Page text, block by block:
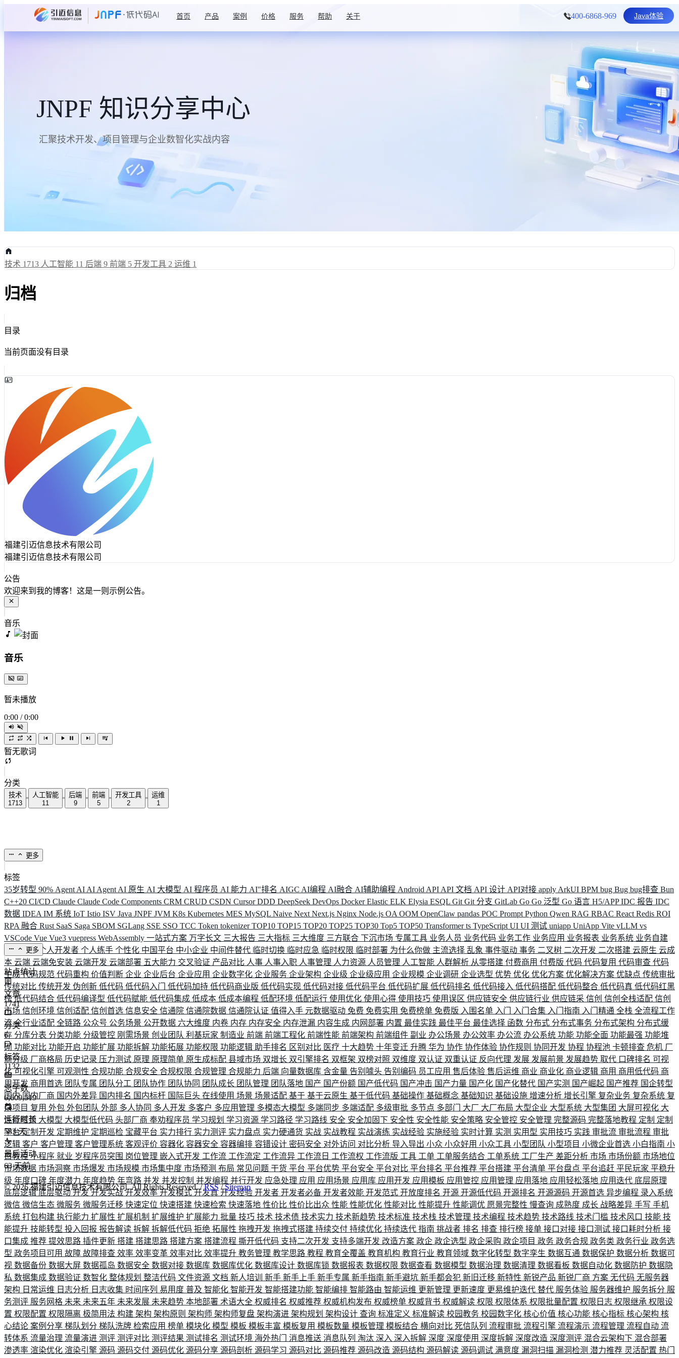
首页 产品 案例 价格 服务 帮助 关于 400-6868-969 Java体验
JNPF 知识分享中心
汇聚技术开发、项目管理与企业数智化实战内容
技术 1713 人工智能 11 后端 9 前端 5 开发工具 2 运维 1
归档
目录
当前页面没有目录
福建引迈信息技术有限公司
福建引迈信息技术有限公司
公告
欢迎来到我的博客！这是一则示例公告。
音乐
音乐
暂未播放
0:00 / 0:00
暂无歌词
分类
技术
1713
人工智能
11
后端
9
前端
5
开发工具
2
运维
1
更多
标签
35岁转型 90% Agent AI AI Agent AI 原生 AI 大模型 AI 程序员 AI 能力 AI"排名 AIGC AI编程 AI融合 AI辅助编程 Android API API 文档 API 设计 API对接 apply ArkUI BPM bug Bug bug排查 Bun
C++20 CI/CD Claude Claude Code Components CRM CRUD CSDN CursorDDD DeepSeek DevOps DockerElastic ELK Elysia ESQL Git Git 分支 GitLab Go Go 泛型 Go 语言 H5/APPIDC 报告 IDC
数据 IDEA IM 系统 IoT Istio ISV Java JNPF JVM K8s Kubernetes MES MySQL Naive Next Next.js Nginx Node.js OA OOM OpenClaw pandas POC Prompt Python Qwen RAG RBAC React Redis ROI
RPA 融合 Rust SaaS Saga SBOM SGLang SSE SSO TCC Token tokenizerTOP10 TOP15 TOP20 TOP25 TOP30 Top5 TOP50 Transformerts TypeScript UI UI 测试 uniapp UniApp Vite vLLM vs
VSCode Vue Vue3 vuepress WebAssembly 一站式方案 万字长文 三大报告 三大指标 三大维度 三方联合 下沉市场 专属工具 业务人员 业务代码 业务工作 业务应用 业务报表 业务系统 业务自建
业务连续个人开发者 个人练手 个性化 中国平台 中小企业 中间件替代 临时切换 临时应急 临时权限 临时部署 为什么你做 主流选择 乱象 事件驱动 事务 二叉树 二次开发 二次搭建 云原生 云成
本 云端 云端免安装 云端开发 云端部署 五大能力 交叉验证 产品对比 人事 人事入职 人事管理 人力资源 人员管理 人工智能 人群解析 从零搭建 付费商用 付费版 代码 代码复用 代码审查 代码
生成代码规范 代码重构 价值判断 企业 企业后台 企业应用 企业数字化 企业服务 企业架构 企业级 企业级应用 企业规模 企业调研 企业选型 优势 优化 优化方案 优化解决方案 优缺点 传统审批
传统对比 传统开发 伪创新 低代码 低代码入门 低代码加持 低代码商业版 低代码实现 低代码对接 低代码平台 低代码扩展 低代码排名 低代码接入 低代码搭配 低代码整合 低代码真 低代码红黑
榜低代码结合 低代码编译型 低代码赋能 低代码集成 低成本 低成本编程 低配环境 低配运行 使用优化 使用心得 使用技巧 使用误区 供应链安全 供应链行业 供应链采 信创 信创全栈适配 信创
市场 信创环境 信创适配 信创首选 信息安全 信通院 信通院数据 信通院认证 值得入手 元数据驱动 免费 免费实用 免费榜单 免费版 入围名单 入门 入门合集 入门指南 入门精通 全栈 全流程工作
流全行业适配 全链路 公众号 公务场景 公开数据 六大维度 内卷 内存 内存安全 内存泄漏 内容生成 内网部署 内置 最佳实践 最佳平台 最佳选择 函数 分布式 分布式事务 分布式架构 分布式缓
存 分库分表 分类功能 分级管控 刚需场景 创业团队 利基玩家 制造业 前端 前端工程化 前端性能 前端架构 前端组件 副业 办公场景 办公效率 办公流 办公系统 功能 功能全面 功能最强 功能堆
砌 功能对比 功能开启 功能扩展 功能拆解 功能拓展 功能权限 功能逻辑 助手排名 区别对比 医疗 十大趋势 十年变迁 升腾 华为 协作 协作体验 协作规则 协同开发 协程 协程池 卡顿排查 危机 厂
商分级 厂商格局 历史记录 压力测试 原理 原理简单 原生成标配 县域市场 双增长 双引擎排名 双框架 双榜对照 双维度 双认证 双重认证 反向代理 发展 发展前景 发展趋势 取代 口碑排名 可视
化可视化引擎 可观测性 合规功能 合规安全 合规权限 合规管理 合规能力 后端 向量数据库 含金量 告别噱头 告别编码 员工应用 售后体验 售后运维 商业 商业化 商业逻辑 商用 商用低代码 商
用开发 商用首选 团队专属 团队分工 团队协作 团队协同 团队成长 团队管理 团队落地 国产 国产份额 国产低代码 国产冲击 国产力量 国产化 国产化替代 国产实测 国产崛起 国产推荐 国企转型
国内国内厂商 国内外差异 国内排名 国内标杆 国际巨头 在线使用 场景 场景适配 基于 基于云原生 基于低代码 基础操作 基础概念 基础知识 基础设施 增速分析 增长引擎 复杂业务 复杂系统 复
杂项目 复用 外包 外包团队 外部 多人协同 多人开发 多客户 多应用管理 多模态大模型 多端同步 多端适配 多级审批 多节点 多部门 大厂 大厂布局 大型企业 大型系统 大型集团 大屏可视化 大
性能瓶颈 大模型 大模型低代码 头部厂商 奉劝程序员 学习规划 学习资源 学习路径 学习路线 安全 安全加固下 安全性 安全性能 安全策略 安全管控 安全管理 完整源码 完整落地教程 定制 定制
平台定制开发 定期维护 定期巡检 宝藏平台 实力排行 实力测评 实力盘点 实力硬通货 实战 实战教程 实战演练 实战经验 实施经验 实时计算 实测 实用型 实用技巧 实践 审批流 审批流程 审批
逻辑 客户 客户管理 客户管理系统 客观评价 容器化 容器安全 容器编排 容错设计 密码安全 对外访问 对比分析 导入导出 小众 小众好用 小众工具 小型团队 小型项目 小微企业首选 小白指南 小
白教程小程序 就业 岁程序员突围 岗位管理 嵌入式开发 工作流 工作流定 工作流异 工作流日 工作流权 工作流版 工具 工单 工单服务结合 工单系统 工厂生产 差距分析 市场 市场份额 市场地位
市场数据 市场洞察 市场爆发 市场规模 市场集中度 市场预测 布局 常见问题 干货 平台 平台优势 平台安全 平台对比 平台排名 平台推荐 平台搭建 平台清单 平台盘点 平台追赶 平民玩家 平稳升
级 年度口碑 年度潜力 年度趋势 年弯路 并发 并发控制 并发编程 并行开发 应急处理 应用 应用场景 应用库 应用开发 应用模板 应用管控 应用管理 应用落地 应用轻松落地 应用迭代 底层原理
底层逻辑底层驱动开发开发实战开发效率开发模式开发真开发经验 开发者 开发者必备 开发者效能 开发范式 开放度排名 开源 开源低代码 开源排名 开源源码 开源首选 异步编程 录入系统
微信 微信生态 微服务 微服务迁移 快速定位 快速搭建 快速检索 快速落地 性价比 性价比出众 性能 性能优化 性能对比 性能提升 性能调优 愿景完整性 慢查询 成熟度 成长 战略差异 手写 手机
系统 打包构建 执行能力 扩展性 扩展机制 扩展维护 扩展能力 批量 技巧 技术 技术债 技术实力 技术新趋势 技术标准 技术栈 技术管理 技术编程 技术趋势 技术路线 技术门槛 技术风口 技能 技
能提升 技能转型 投入回报 报告解读 拆解 拆解低代码 拒绝 拓展性 拖拽开发 拖拽式搭建 持续交付 持续优化 持续迭代 指南 挑战者 排名 排查 排行榜 接单 接口对接 接口测试 接口耗时分析 接
口集成 推荐 提效思路 插件更新 搭建 搭建思路 搭建方案 搭建流程 撕开低代码 支持二次开发 支持多端开发 改造方案 政企 政企选型 政企采购 政企项目 政务 政务合规 政务类 政务行业 政务选
型 政务项目可用 故障 故障排查 效率 效率变革 效率对比 效率提升 教务管理 教学思路 教程 教育全覆盖 教育机构 教育行业 教育领域 数字化转型 数字孪生 数据互通 数据保护 数据分析 数据可
视 数据备份 数据大屏 数据孤岛 数据安全 数据对接 数据库 数据库优化 数据库设计 数据库锁 数据报表 数据权限 数据查看 数据模型 数据治理 数据清理 数据看板 数据自动化 数据防护 数据隐
私 数据集成 数据验证 数智化 整体规划 整洁代码 文件资源 文档 新人培训 新手 新手上手 新手专属 新手指南 新手避坑 新手都会犯 新旧迁移 新特性 新锐产品 新锐厂商 方案 无代码 无服务器
架构 日常运维 日志分析 日志收集 时间序列 易用度 普及 智能化 智能开发 智能搭建功能 智能编排 智能路由 智能运维 更新管理 更新速度 更易维护迭代 替代 服务体验 服务器维护 服务拆分 服
务测评 服务网格 未来 未来五年 未来发展 未来趋势 本地部署 术语大全 权威排名 权威推荐 权威机构发布 权威榜单 权威背书 权威解读 权限 权限体系 权限批量配置 权限日志 权限继承 权限设
置 权限配置 权限隔离 极简用法 构建 架构 架构原则 架构师 架构师复盘 架构演进 架构规划 架构设计 查询 标准定义 标准解读 校园教务 校园数字化 核心价值 核心功能 核心指标 核心架构 核
心结论 案例分享 梯队划分 梯队洗牌 检索应用 榜单 模块化 模型 模板 模板丰富 模板复用 模板数量 模板管理 模板结合 横向对比 死信队列 流程审批 流程引擎 流程演示 流程管理 流程自动 流
转体系 流量治理 流量演进 测评 测评对比 测评结果 测试排名 测试环境 海外热门 消息推送 消息队列 淘汰 深入 深入拆解 深度 深度使用 深度拆解 深度改造 深度测评 混合云架构下 混合部署
渗透率 渲染优化 渲染引擎 源码 源码交付 源码优化 源码分享 源码剖析 源码学习 源码对比 源码推荐 源码改造 源码结构 源码解读 源码调试 满意度 漏洞扫描 漏洞检测 潜力推荐 灵活配置 热门
更多
站点统计
文章
1741
分类
6
标签
1132
总字数
6,609,519
运行时长
583 天
最后活动
63 天前
©2026福建引迈信息技术有限公司. All Rights Reserved. /RSS/Sitemap